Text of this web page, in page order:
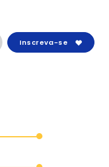
Inscreva-se